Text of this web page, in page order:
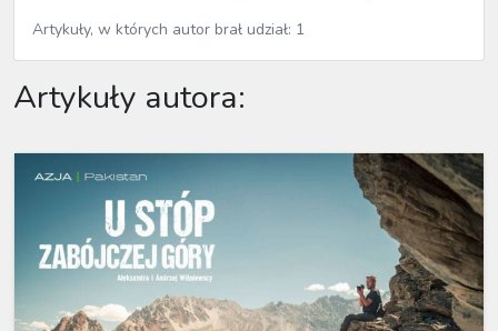
Artykuły, w których autor brał udział: 1
Artykuły autora: